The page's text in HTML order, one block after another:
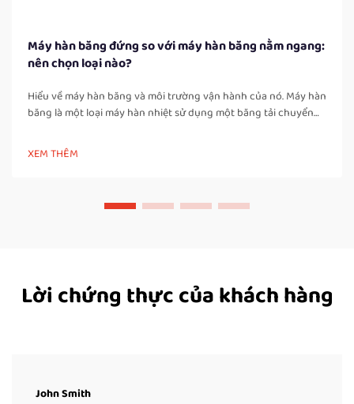
Máy hàn băng đứng so với máy hàn băng nằm ngang:
nên chọn loại nào?
Hiểu về máy hàn băng và môi trường vận hành của nó. Máy hàn
băng là một loại máy hàn nhiệt sử dụng một băng tải chuyển
và làm nguội, tạo ra mối hàn chắc chắn và kín khí. Khác với các
máy hàn xung thủ công, máy hàn băng…
XEM THÊM
Lời chứng thực của khách hàng
John Smith